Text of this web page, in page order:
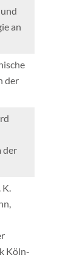
an
der
der
Köln-